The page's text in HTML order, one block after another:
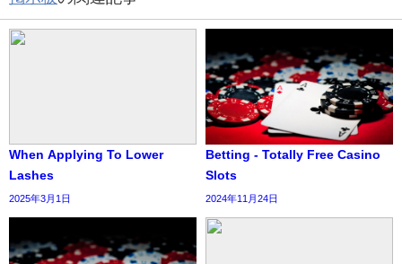
When Applying To Lower
Lashes
2025年3月1日
Betting - Totally Free Casino
Slots
2024年11月24日